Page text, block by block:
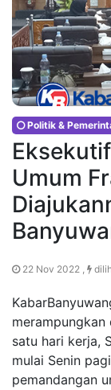
Politik &
Umum
22 Nov 2022 ,
satu hari kerja,
mulai Senin
pemandangan